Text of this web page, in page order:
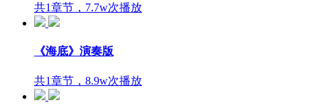
共1章节，7.7w次播放
《海底》演奏版
共1章节，8.9w次播放